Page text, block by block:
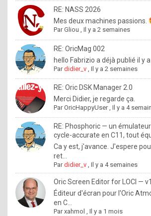
b
y
o
l
e
x
.
I
f
y
o
u
w
RE: NASS 2026
Mes deux machines passions.
ParGliou ,Il y a 2 semaines
RE: OricMag 002
hello Fabrizio a déjà publié il y a
Pardidier_v ,Il y a 2 semaines
RE: Oric DSK Manager 2.0
Merci Didier, je regarde ça.
ParOricHappyUser,Il y a 4
RE: Phosphoric — un
cycle-accurate en C11, tout
Ca y est, j'avance. J'espere
ret...
Pardidier_v ,Il y a 4 semaines
Oric Screen Editor for LOCI —
Éditeur d'écran pour l'Oric
en C...
Parxahmol ,Il y a 1 mois